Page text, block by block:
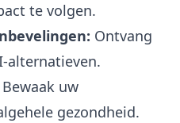
te volgen.
Ontvang
alternatieven.
Bewaak uw
gezondheid.